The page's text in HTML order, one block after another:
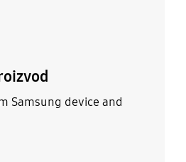
Samsung device and